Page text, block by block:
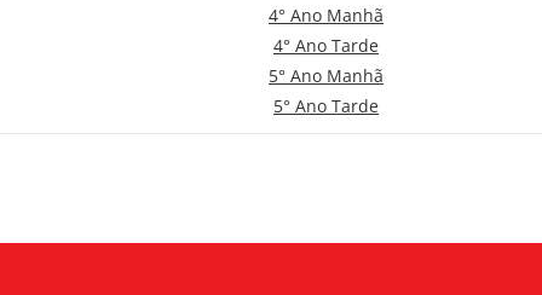
4° Ano Manhã
4° Ano Tarde
5° Ano Manhã
5° Ano Tarde